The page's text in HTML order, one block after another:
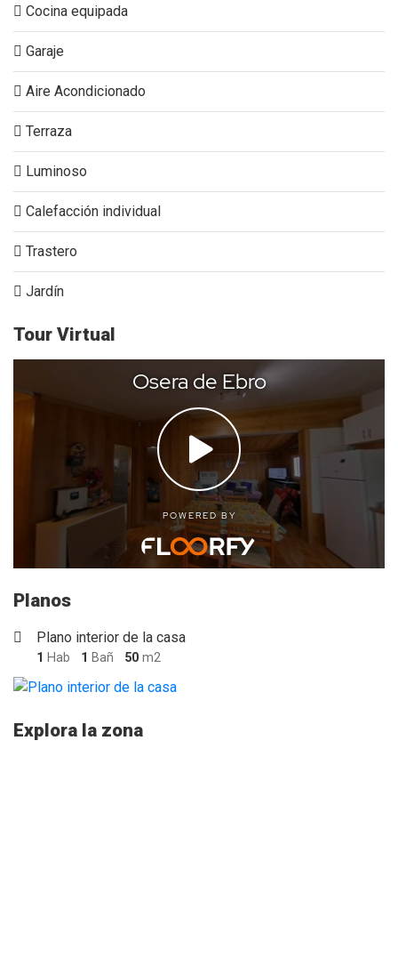
Cocina equipada
Garaje
Aire Acondicionado
Terraza
Luminoso
Calefacción individual
Trastero
Jardín
Tour Virtual
Planos
Plano interior de la casa
1 Hab 1 Bañ 50 m2
Explora la zona